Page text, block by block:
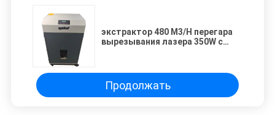
экстрактор 480 M3/H перегара
вырезывания лазера 350W с
Продолжать